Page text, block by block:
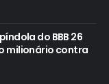
do BBB 26
milionário contra